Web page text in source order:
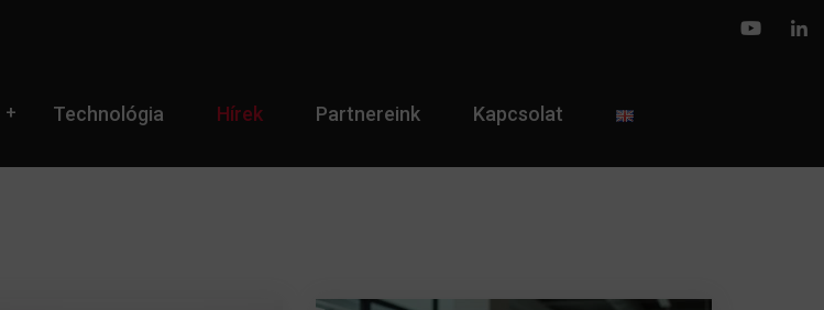
Technológia Hírek Partnereink Kapcsolat